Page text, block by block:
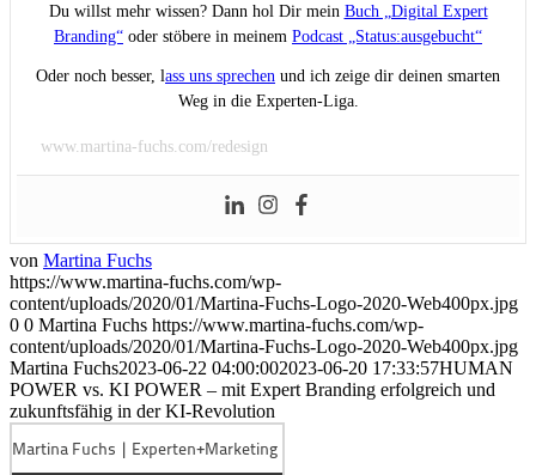
Du willst mehr wissen? Dann hol Dir mein Buch „Digital Expert
Branding“ oder stöbere in meinem Podcast „Status:ausgebucht“
Oder noch besser, lass uns sprechen und ich zeige dir deinen smarten
Weg in die Experten-Liga.
www.martina-fuchs.com/redesign
von Martina Fuchs
https://www.martina-fuchs.com/wp-
content/uploads/2020/01/Martina-Fuchs-Logo-2020-Web400px.jpg
0 0 Martina Fuchs https://www.martina-fuchs.com/wp-
content/uploads/2020/01/Martina-Fuchs-Logo-2020-Web400px.jpg
Martina Fuchs2023-06-22 04:00:002023-06-20 17:33:57HUMAN
POWER vs. KI POWER – mit Expert Branding erfolgreich und
zukunftsfähig in der KI-Revolution